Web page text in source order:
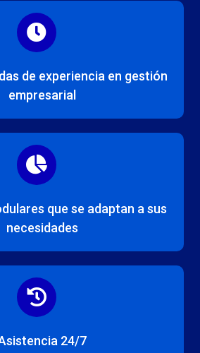
de experiencia en gestión
empresarial
que se adaptan a sus
necesidades
24/7